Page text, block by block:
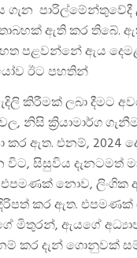
පාරිල්මේන්තුවේදී
ඇති කර තිබේ.
පළවන්නේ ඇය
ඊට පහතින්
කිරීමක් ලබා දීමට
නිසි ක්‍රියාමාර්ග
ඇත. එනම්, 2024
විට, සිසුවිය දැනටමත්
එපමණක් නොව,
කර ඇත.
මිතුරන්, ඇයගේ
කර දැන් ගොනුවක්